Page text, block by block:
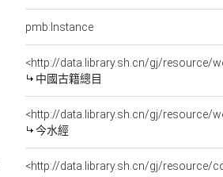
pmb:Instance
<http://data.library.sh.cn/gj/resource/
中國古籍總目
<http://data.library.sh.cn/gj/resource/
今水經
<http://data.library.sh.cn/gj/resource/